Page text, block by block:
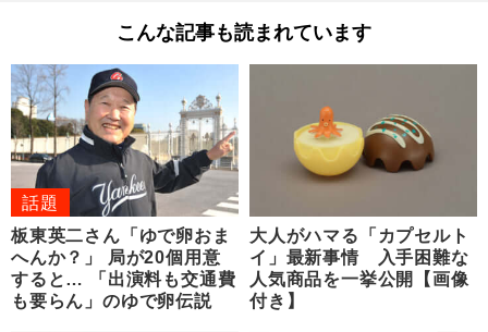
こんな記事も読まれています
話題
板東英二さん「ゆで卵おま
へんか？」 局が20個用意
すると… 「出演料も交通費
も要らん」のゆで卵伝説
大人がハマる「カプセルト
イ」最新事情 入手困難な
人気商品を一挙公開【画像
付き】